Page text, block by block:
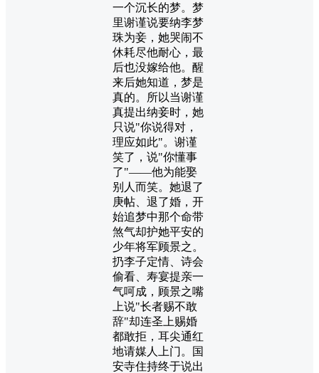
一个沉长的梦。梦
里谢谨说要纳李梦
珠为妾，她哭闹不
休耗尽他耐心，最
后也没嫁给他。醒
来后她知道，梦是
真的。所以当谢谨
真提出纳妾时，她
只说"你说得对，
理应如此"。谢谨
笑了，说"你懂事
了"——他为能娶
别人而笑。她退了
庚帖、退了婚，开
始追梦中那个命带
煞气却护她平安的
少年将军顾景之。
扔李子定情、诗会
偷看、寿宴提亲一
气呵成，顾景之嘴
上说"长者赐不敢
辞"却连圣上赐婚
都敢拒，耳尖通红
地请媒人上门。国
安寺住持终于说出